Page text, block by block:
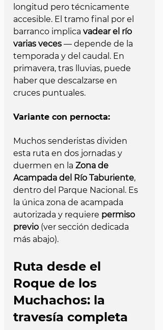
longitud pero técnicamente
accesible. El tramo final por el
barranco implica vadear el río
varias veces — depende de la
temporada y del caudal. En
primavera, tras lluvias, puede
haber que descalzarse en
cruces puntuales.
Variante con pernocta:
Muchos senderistas dividen
esta ruta en dos jornadas y
duermen en la Zona de
Acampada del Río Taburiente,
dentro del Parque Nacional. Es
la única zona de acampada
autorizada y requiere permiso
previo (ver sección dedicada
más abajo).
Ruta desde el
Roque de los
Muchachos: la
travesía completa